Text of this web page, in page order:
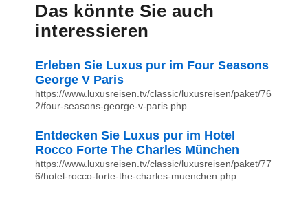
Das könnte Sie auch
interessieren
Erleben Sie Luxus pur im Four Seasons
George V Paris
https://www.luxusreisen.tv/classic/luxusreisen/paket/76
2/four-seasons-george-v-paris.php
Entdecken Sie Luxus pur im Hotel
Rocco Forte The Charles München
https://www.luxusreisen.tv/classic/luxusreisen/paket/77
6/hotel-rocco-forte-the-charles-muenchen.php